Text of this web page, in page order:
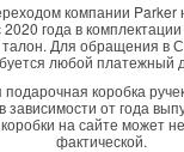
компании Parker
года в комплектации
Для обращения в
любой платежный
коробка
зависимости от года
на сайте может
фактической.